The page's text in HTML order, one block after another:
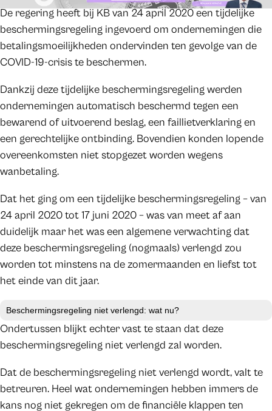
De regering heeft bij KB van 24 april 2020 een tijdelijke
beschermingsregeling ingevoerd om ondernemingen die
betalingsmoeilijkheden ondervinden ten gevolge van de
COVID-19-crisis te beschermen.
Dankzij deze tijdelijke beschermingsregeling werden
ondernemingen automatisch beschermd tegen een
bewarend of uitvoerend beslag, een faillietverklaring en
een gerechtelijke ontbinding. Bovendien konden lopende
overeenkomsten niet stopgezet worden wegens
wanbetaling.
Dat het ging om een tijdelijke beschermingsregeling – van
24 april 2020 tot 17 juni 2020 – was van meet af aan
duidelijk maar het was een algemene verwachting dat
deze beschermingsregeling (nogmaals) verlengd zou
worden tot minstens na de zomermaanden en liefst tot
het einde van dit jaar.
Beschermingsregeling niet verlengd: wat nu?
Ondertussen blijkt echter vast te staan dat deze
beschermingsregeling niet verlengd zal worden.
Dat de beschermingsregeling niet verlengd wordt, valt te
betreuren. Heel wat ondernemingen hebben immers de
kans nog niet gekregen om de financiële klappen ten